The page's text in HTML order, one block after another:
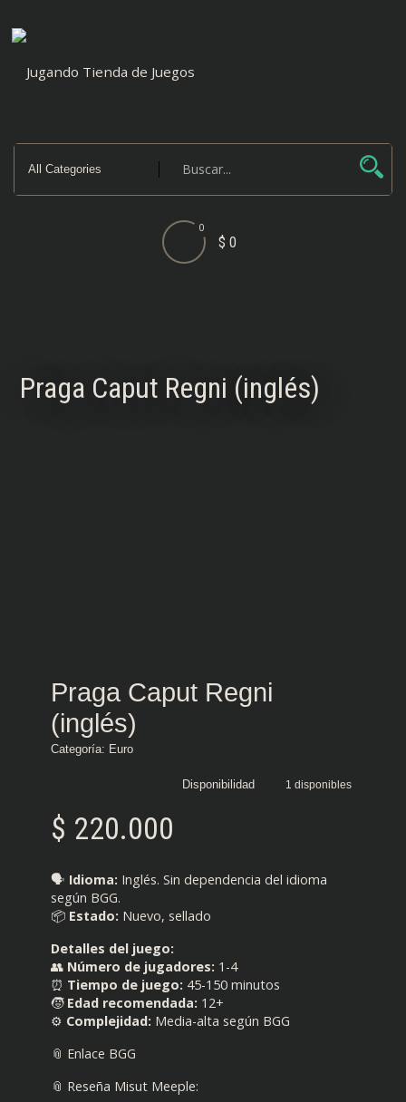
0
$ 0
Praga Caput Regni (inglés)
Praga Caput Regni
(inglés)
Categoría: Euro
Disponibilidad 1 disponibles
$ 220.000
🗣️ Idioma: Inglés. Sin dependencia del idioma
según BGG.
📦 Estado: Nuevo, sellado
Detalles del juego:
👥 Número de jugadores: 1-4
⏰ Tiempo de juego: 45-150 minutos
🧒 Edad recomendada: 12+
⚙️ Complejidad: Media-alta según BGG
📎 Enlace BGG
📎 Reseña Misut Meeple: